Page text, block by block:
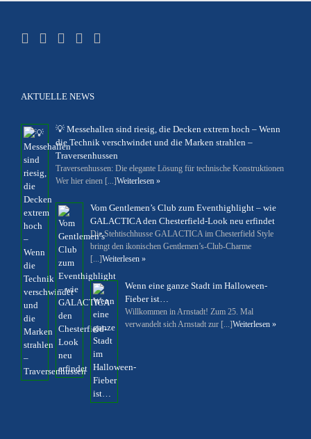
AKTUELLE NEWS
💡 Messehallen sind riesig, die Decken extrem hoch – Wenn
die Technik verschwindet und die Marken strahlen –
Traversenhussen
Traversenhussen: Die elegante Lösung für technische Konstruktionen
Wer hier einen [...]Weiterlesen »
Vom Gentlemen’s Club zum Eventhighlight – wie
GALACTICA den Chesterfield-Look neu erfindet
Die Stehtischhusse GALACTICA im Chesterfield Style
bringt den ikonischen Gentlemen’s-Club-Charme
[...]Weiterlesen »
Wenn eine ganze Stadt im Halloween-
Fieber ist…
Willkommen in Arnstadt! Zum 25. Mal
verwandelt sich Arnstadt zur [...]Weiterlesen »